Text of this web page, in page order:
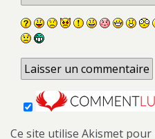
Ce site utilise Akismet